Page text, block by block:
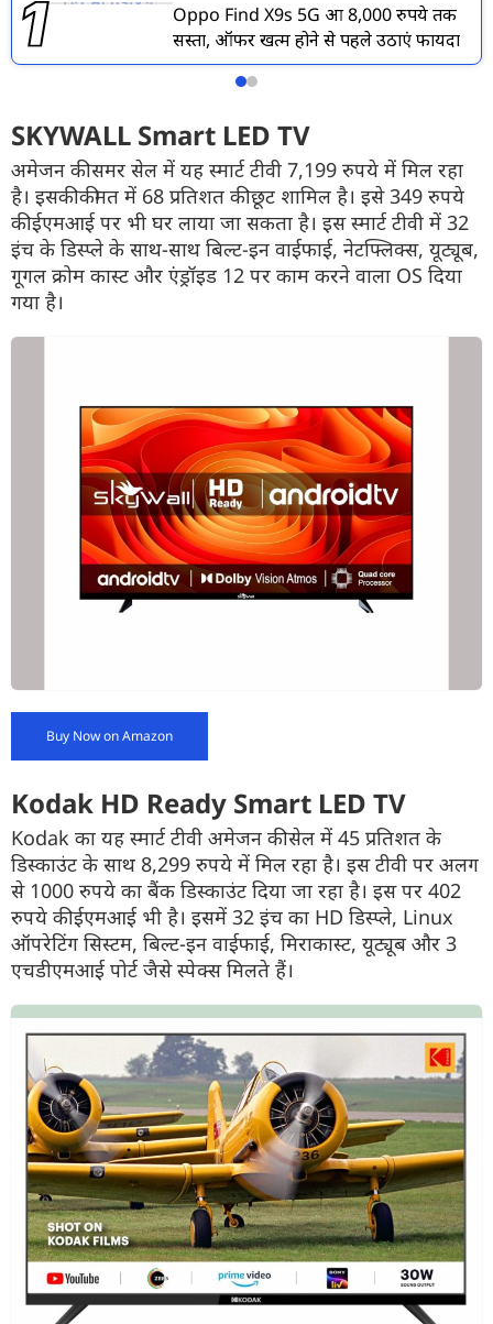
Oppo Find X9s 5G हुआ 8,000 रुपये तक
सस्ता, ऑफर खत्म होने से पहले उठाएं फायदा
SKYWALL Smart LED TV
अमेजन की समर सेल में यह स्मार्ट टीवी 7,199 रुपये में मिल रहा
है। इसकी कीमत में 68 प्रतिशत की छूट शामिल है। इसे 349 रुपये
की ईएमआई पर भी घर लाया जा सकता है। इस स्मार्ट टीवी में 32
इंच के डिस्प्ले के साथ-साथ बिल्ट-इन वाईफाई, नेटफ्लिक्स, यूट्यूब,
गूगल क्रोम कास्ट और एंड्रॉइड 12 पर काम करने वाला OS दिया
गया है।
Buy Now on Amazon
Kodak HD Ready Smart LED TV
Kodak का यह स्मार्ट टीवी अमेजन की सेल में 45 प्रतिशत के
डिस्काउंट के साथ 8,299 रुपये में मिल रहा है। इस टीवी पर अलग
से 1000 रुपये का बैंक डिस्काउंट दिया जा रहा है। इस पर 402
रुपये की ईएमआई भी है। इसमें 32 इंच का HD डिस्प्ले, Linux
ऑपरेटिंग सिस्टम, बिल्ट-इन वाईफाई, मिराकास्ट, यूट्यूब और 3
एचडीएमआई पोर्ट जैसे स्पेक्स मिलते हैं।